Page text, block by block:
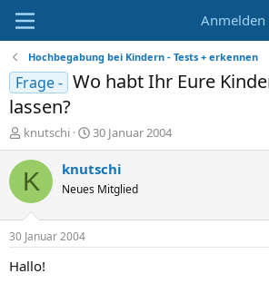
Anmelden
Hochbegabung bei Kindern - Tests + erkennen
Frage - Wo habt Ihr Eure
lassen?
E
r
s
e
r
knutschi
E
r
s
e
t
30 Januar 2004
K knutschi
Neues Mitglied
30 Januar 2004
Hallo!